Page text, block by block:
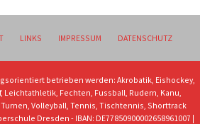
LINKS IMPRESSUM DATENSCHUTZ
betrieben werden: Akrobatik, Eishockey,
Leichtathletik, Fechten, Fussball, Rudern, Kanu,
Volleyball, Tennis, Tischtennis, Shorttrack
Dresden - IBAN: DE77850900002658961007 |